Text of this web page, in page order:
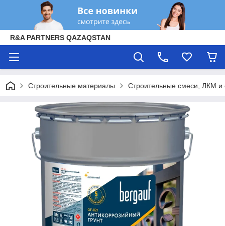
R&A PARTNERS QAZAQSTAN
Строительные материалы Строительные смеси, ЛКМ и